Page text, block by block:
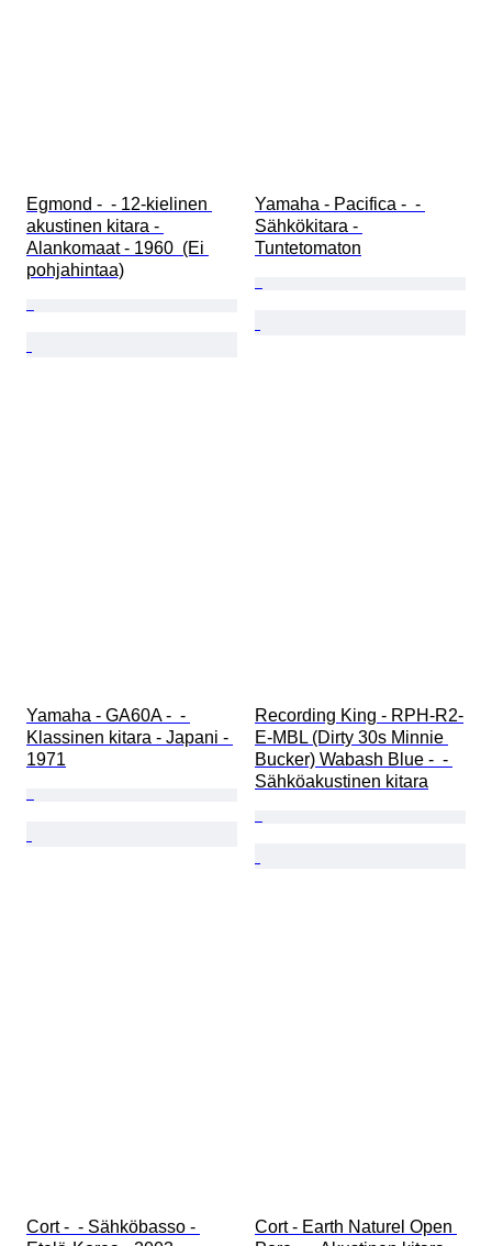
Egmond -  - 12-kielinen
akustinen kitara -
Alankomaat - 1960  (Ei
pohjahintaa)
Yamaha - Pacifica -  -
Sähkökitara -
Tuntetomaton
Yamaha - GA60A -  -
Klassinen kitara - Japani -
1971
Recording King - RPH-R2-
E-MBL (Dirty 30s Minnie
Bucker) Wabash Blue -  -
Sähköakustinen kitara
Cort -  - Sähköbasso -
Cort - Earth Naturel Open